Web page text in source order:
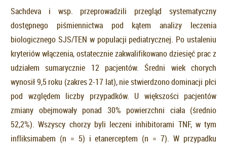
Sachdeva i wsp. przeprowadzili przegląd systematyczny
dostępnego piśmiennictwa pod kątem analizy leczenia
biologicznego SJS/TEN w populacji pediatrycznej. Po ustaleniu
kryteriów włączenia, ostatecznie zakwalifikowano dziesięć prac z
udziałem sumarycznie 12 pacjentów. Średni wiek chorych
wynosił 9,5 roku (zakres 2-17 lat), nie stwierdzono dominacji płci
pod względem liczby przypadków. U większości pacjentów
zmiany obejmowały ponad 30% powierzchni ciała (średnio
52,2%). Wszyscy chorzy byli leczeni inhibitorami TNF, w tym
infliksimabem (n = 5) i etanerceptem (n = 7). W przypadku